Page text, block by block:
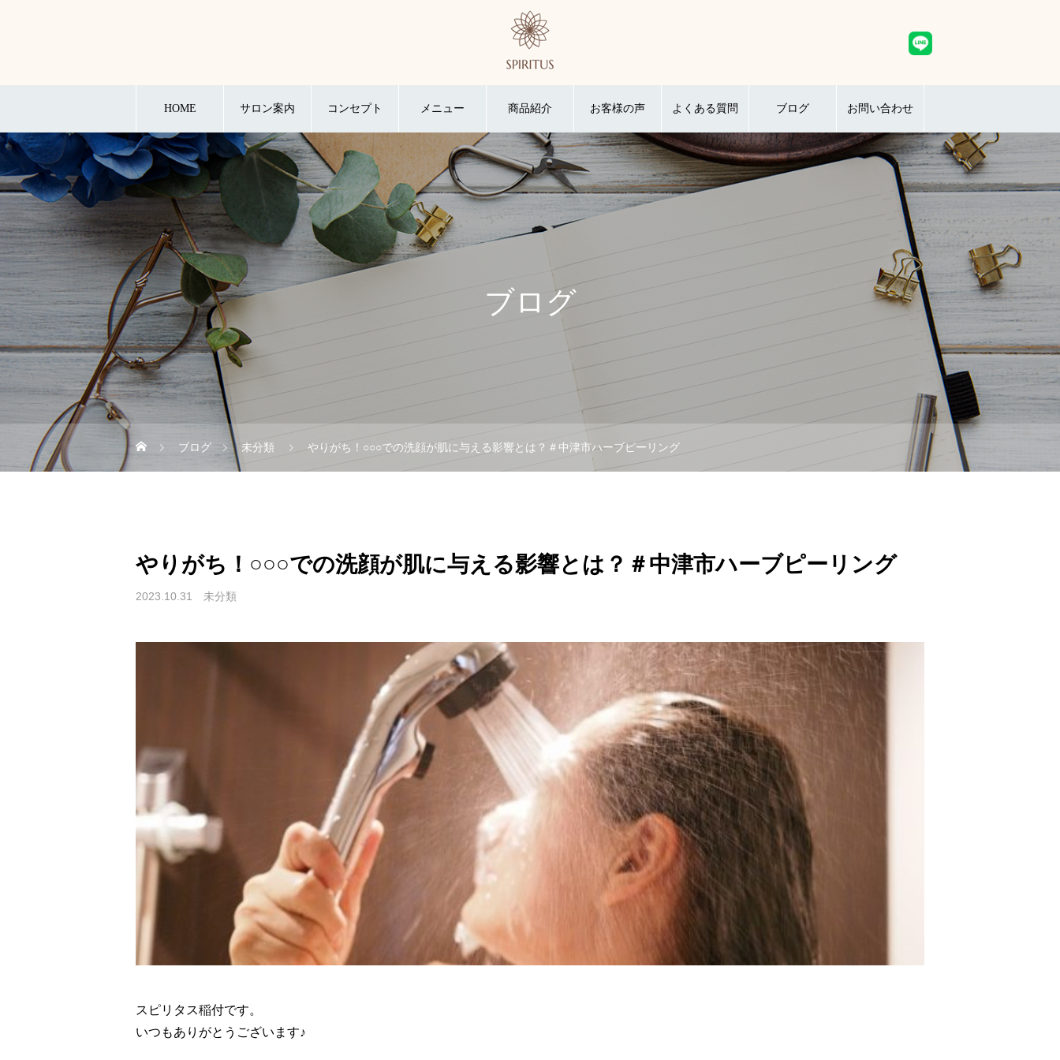
HOME サロン案内 コンセプト メニュー 商品紹介 お客様の声 よくある質問 ブログ お問い合わせ
ブログ
ブログ 未分類 やりがち！○○○での洗顔が肌に与える影響とは？＃中津市ハーブピーリング
やりがち！○○○での洗顔が肌に与える影響とは？＃中津市ハーブピーリング
2023.10.31 未分類
スピリタス稲付です。
いつもありがとうございます♪